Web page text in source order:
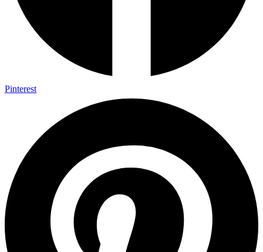
Pinterest